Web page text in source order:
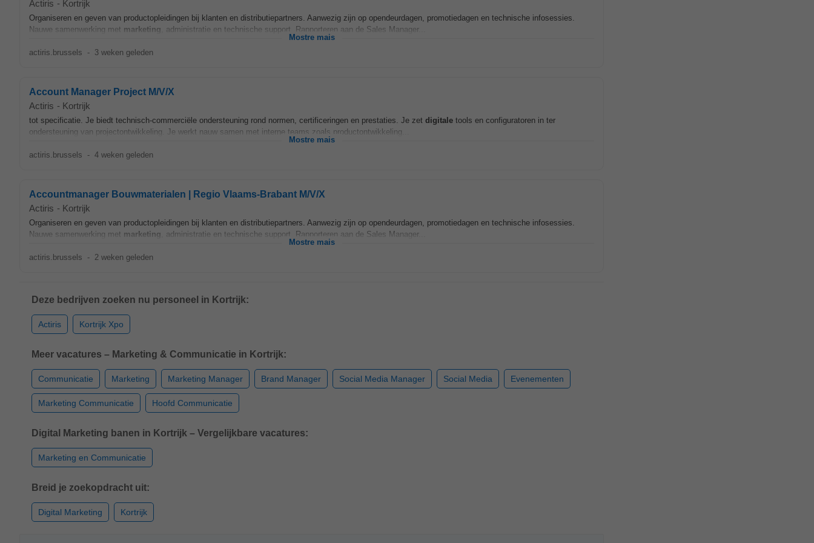
Actiris - Kortrijk
Organiseren en geven van productopleidingen bij klanten en distributiepartners. Aanwezig zijn op opendeurdagen, promotiedagen en technische infosessies.
Nauwe samenwerking met marketing , administratie en technische support. Rapporteren aan de Sales Manager...
Mostre mais
actiris.brussels - 3 weken geleden
Account Manager Project M/V/X
Actiris - Kortrijk
tot specificatie. Je biedt technisch-commerciële ondersteuning rond normen, certificeringen en prestaties. Je zet digitale tools en configuratoren in ter
ondersteuning van projectontwikkeling. Je werkt nauw samen met interne teams zoals productontwikkeling...
Mostre mais
actiris.brussels - 4 weken geleden
Accountmanager Bouwmaterialen | Regio Vlaams-Brabant M/V/X
Actiris - Kortrijk
Organiseren en geven van productopleidingen bij klanten en distributiepartners. Aanwezig zijn op opendeurdagen, promotiedagen en technische infosessies.
Nauwe samenwerking met marketing , administratie en technische support. Rapporteren aan de Sales Manager...
Mostre mais
actiris.brussels - 2 weken geleden
Deze bedrijven zoeken nu personeel in Kortrijk:
Actiris Kortrijk Xpo
Meer vacatures – Marketing & Communicatie in Kortrijk:
Communicatie Marketing Marketing Manager Brand Manager Social Media Manager Social Media Evenementen
Marketing Communicatie Hoofd Communicatie
Digital Marketing banen in Kortrijk – Vergelijkbare vacatures:
Marketing en Communicatie
Breid je zoekopdracht uit:
Digital Marketing Kortrijk